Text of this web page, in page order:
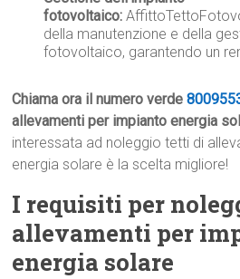
fotovoltaico:
della manutenzione e della
fotovoltaico, garantendo un
Chiama ora il numero verde
allevamenti per impianto energia
interessata ad noleggio tetti di
energia solare è la scelta migliore!
I requisiti per
allevamenti per
energia solare